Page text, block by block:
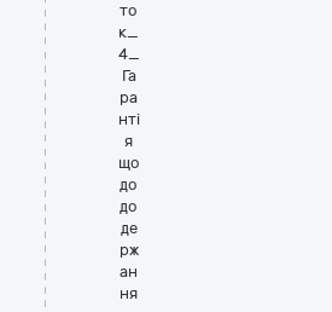
то
к_
4_
Га
ра
нті
я
що
до
до
де
рж
ан
ня